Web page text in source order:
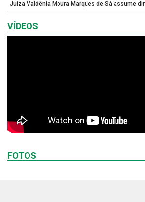
Juíza Valdênia Moura Marques de Sá assume
VÍDEOS
FOTOS